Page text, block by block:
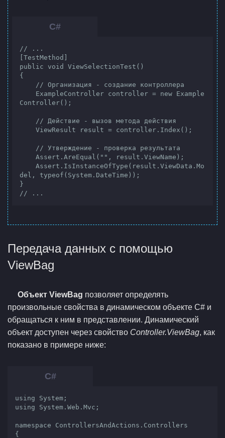
// ...
[TestMethod]
public void ViewSelectionTest()
{
Controller();
del, typeof(System.DateTime));
}
// ...
Передача данных с помощью
ViewBag
Объект ViewBag позволяет определять
произвольные свойства в динамическом объекте C# и
обращаться к ним в представлении. Динамический
объект доступен через свойство Controller.ViewBag, как
показано в примере ниже:
using System;
using System.Web.Mvc;
namespace ControllersAndActions.Controllers
{